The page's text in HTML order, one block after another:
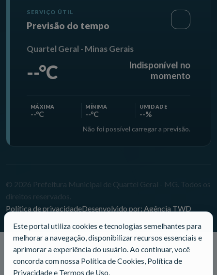
SERVIÇO ÚTIL
Previsão do tempo
Quartel Geral - Minas Gerais
--°C
Indisponível no
momento
MÁXIMA
--°C
MÍNIMA
--°C
UMIDADE
--%
Não foi possível carregar a previsão.
© 2026 Prefeitura Municipal de Quartel Geral - MG. Todos os
direitos reservados.
Política de privacidadeDesenvolvido por: Agência TWD
Este portal utiliza cookies e tecnologias semelhantes para
melhorar a navegação, disponibilizar recursos essenciais e
aprimorar a experiência do usuário. Ao continuar, você
concorda com nossa Política de Cookies, Política de
Privacidade e Termos de Uso.